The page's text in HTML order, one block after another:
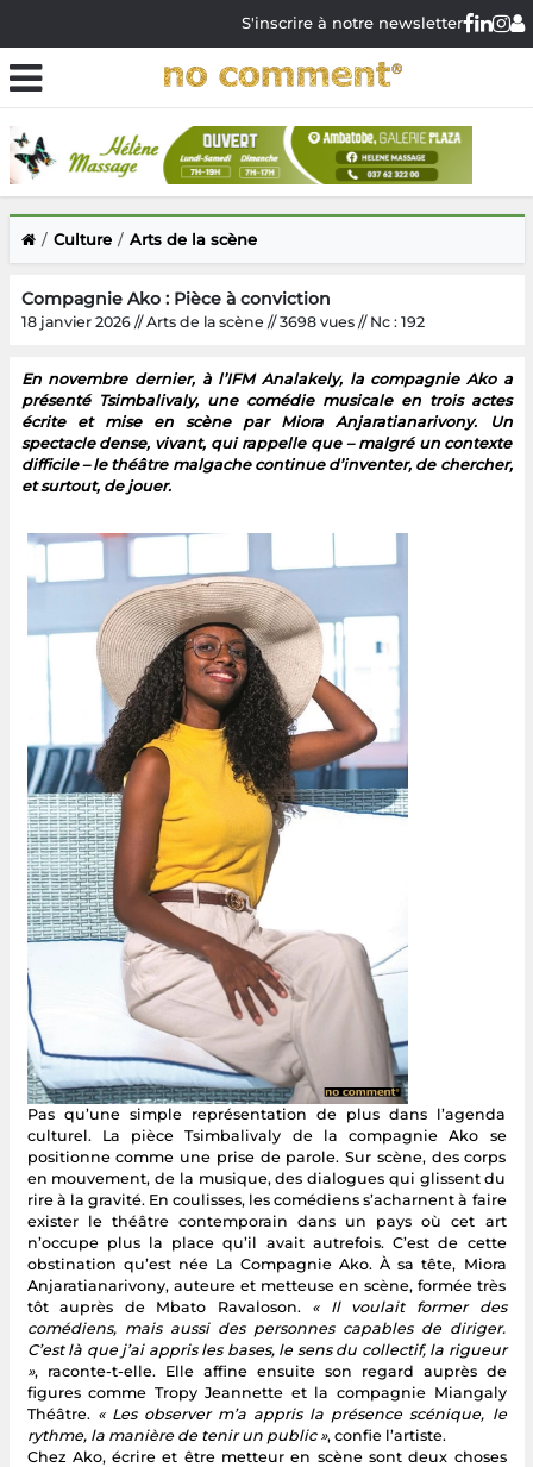
S'inscrire à notre newsletter
Culture Arts de la scène
Compagnie Ako : Pièce à conviction
18 janvier 2026 // Arts de la scène // 3698 vues // Nc : 192
En novembre dernier, à l’IFM Analakely, la compagnie Ako a
présenté Tsimbalivaly, une comédie musicale en trois actes
écrite et mise en scène par Miora Anjaratianarivony. Un
spectacle dense, vivant, qui rappelle que – malgré un contexte
difficile – le théâtre malgache continue d’inventer, de chercher,
et surtout, de jouer.
Pas qu’une simple représentation de plus dans l’agenda
culturel. La pièce Tsimbalivaly de la compagnie Ako se
positionne comme une prise de parole. Sur scène, des corps
en mouvement, de la musique, des dialogues qui glissent du
rire à la gravité. En coulisses, les comédiens s’acharnent à faire
exister le théâtre contemporain dans un pays où cet art
n’occupe plus la place qu’il avait autrefois. C’est de cette
obstination qu’est née La Compagnie Ako. À sa tête, Miora
Anjaratianarivony, auteure et metteuse en scène, formée très
tôt auprès de Mbato Ravaloson. « Il voulait former des
comédiens, mais aussi des personnes capables de diriger.
C’est là que j’ai appris les bases, le sens du collectif, la rigueur
», raconte-t-elle. Elle affine ensuite son regard auprès de
figures comme Tropy Jeannette et la compagnie Miangaly
Théâtre. « Les observer m’a appris la présence scénique, le
rythme, la manière de tenir un public », confie l’artiste.
Chez Ako, écrire et être metteur en scène sont deux choses